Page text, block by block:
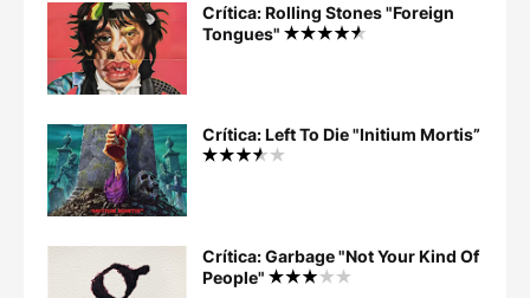
Crítica: Rolling Stones "Foreign
Tongues"
Crítica: Left To Die "Initium Mortis”
Crítica: Garbage "Not Your Kind Of
People"